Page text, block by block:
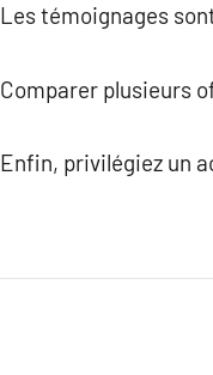
Les témoignages
Comparer plusieurs
Enfin, privilégiez un